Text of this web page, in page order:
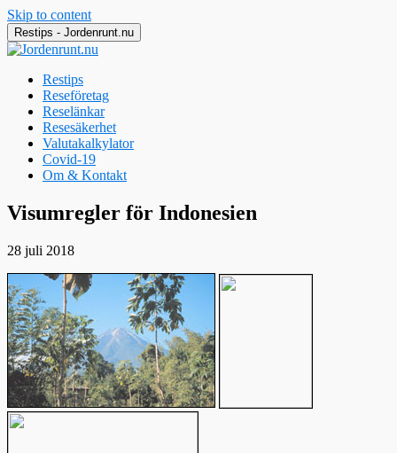
Skip to content
Restips - Jordenrunt.nu
Restips
Reseföretag
Reselänkar
Resesäkerhet
Valutakalkylator
Covid-19
Om & Kontakt
Jordenrunt.nu
Tusen Restips från hela världen
Visumregler för Indonesien
28 juli 2018